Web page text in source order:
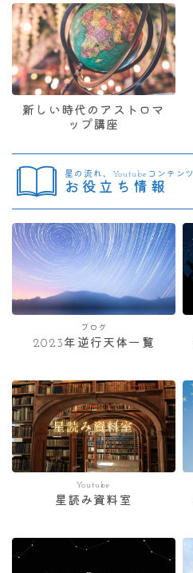
新しい時代のアストロマ
ップ講座
星の流れ、Youtubeコンテンツ
お役立ち情報
ブログ
2023年逆行天体一覧
Youtube
星読み資料室